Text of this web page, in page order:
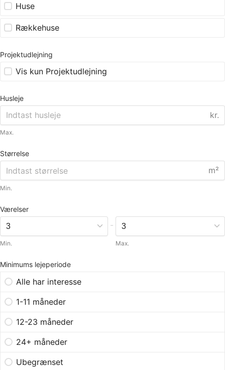
Huse
Rækkehuse
Projektudlejning
Vis kun Projektudlejning
Husleje
kr.
Max.
Størrelse
m²
Min.
Værelser
Min.
-
Max.
Minimums lejeperiode
Alle har interesse
1-11 måneder
12-23 måneder
24+ måneder
Ubegrænset